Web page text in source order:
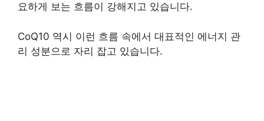
요하게 보는 흐름이 강해지고 있습니다.
CoQ10 역시 이런 흐름 속에서 대표적인 에너지 관
리 성분으로 자리 잡고 있습니다.